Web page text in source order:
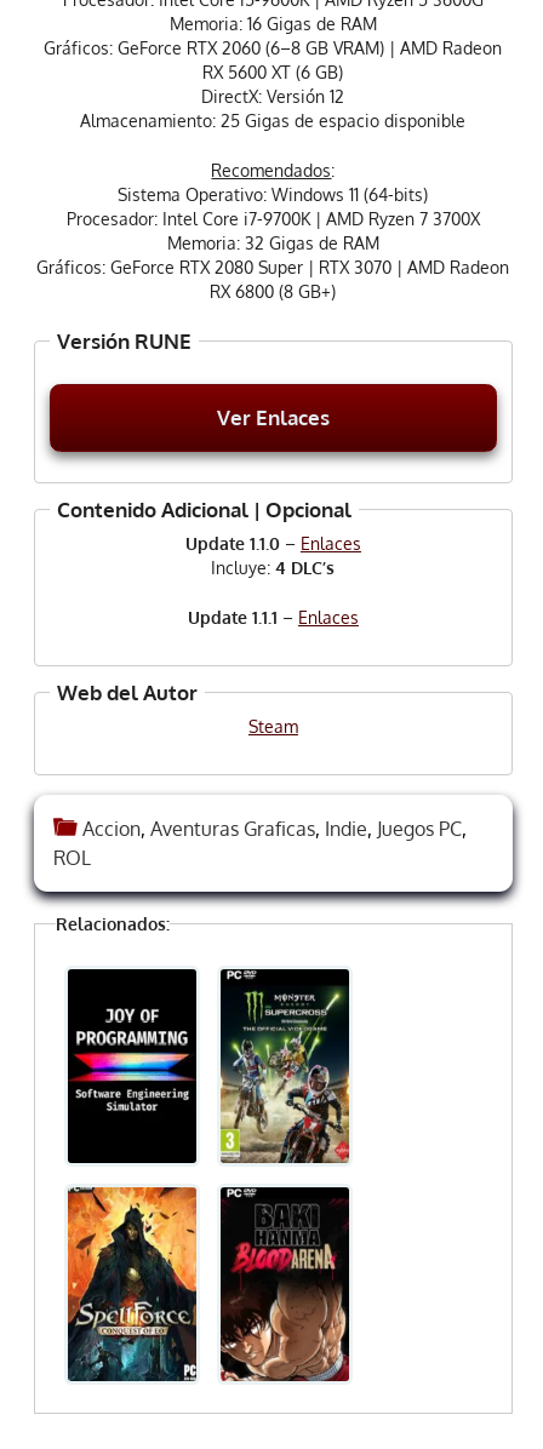
Memoria: 16 Gigas de RAM
Gráficos: GeForce RTX 2060 (6–8 GB VRAM) | AMD Radeon
RX 5600 XT (6 GB)
DirectX: Versión 12
Almacenamiento: 25 Gigas de espacio disponible
Recomendados:
Sistema Operativo: Windows 11 (64-bits)
Procesador: Intel Core i7-9700K | AMD Ryzen 7 3700X
Memoria: 32 Gigas de RAM
Gráficos: GeForce RTX 2080 Super | RTX 3070 | AMD Radeon
RX 6800 (8 GB+)
Versión RUNE
Ver Enlaces
Contenido Adicional | Opcional
Update 1.1.0– Enlaces
Incluye:4 DLC’s
Update 1.1.1 – Enlaces
Web del Autor
Steam
Accion, Aventuras Graficas, Indie, Juegos PC,
ROL
Relacionados: